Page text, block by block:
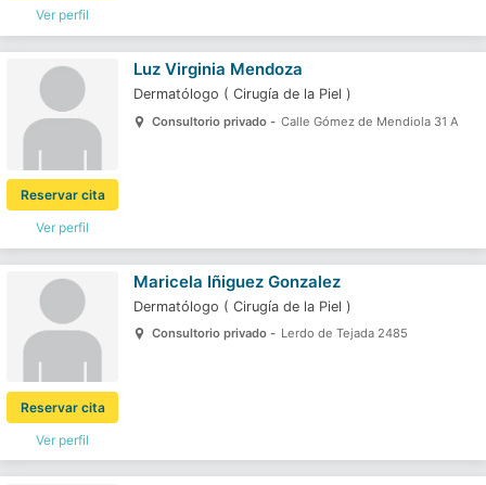
Ver perfil
Ver perfil
Reservar cita
Luz Virginia Mendoza
Dermatólogo ( Cirugía de la Piel )
Consultorio privado - Calle Gómez de Mendiola 31 A
Ver perfil
Reservar cita
Maricela Iñiguez Gonzalez
Dermatólogo ( Cirugía de la Piel )
Consultorio privado - Lerdo de Tejada 2485